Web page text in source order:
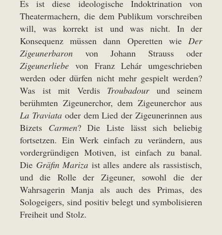
Es ist diese ideologische Indoktrination von
Theatermachern, die dem Publikum vorschreiben
will, was korrekt ist und was nicht. In der
Konsequenz müssen dann Operetten wie Der
Zigeunerbaron von Johann Strauss oder
Zigeunerliebe von Franz Lehár umgeschrieben
werden oder dürfen nicht mehr gespielt werden?
Was ist mit Verdis Troubadourund seinem
berühmten Zigeunerchor, dem Zigeunerchor aus
La Traviata oder dem Lied der Zigeunerinnen aus
Bizets Carmen? Die Liste lässt sich beliebig
fortsetzen. Ein Werk einfach zu verändern, aus
vordergründigen Motiven, ist einfach zu banal.
Die Gräfin Mariza ist alles andere als rassistisch,
und die Rolle der Zigeuner, sowohl die der
Wahrsagerin Manja als auch des Primas, des
Sologeigers, sind positiv belegt und symbolisieren
Freiheit und Stolz.